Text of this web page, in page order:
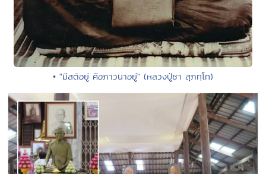
• "มีสติอยู่ คือภาวนาอยู่" (หลวงปู่ชา สุภทฺโท)